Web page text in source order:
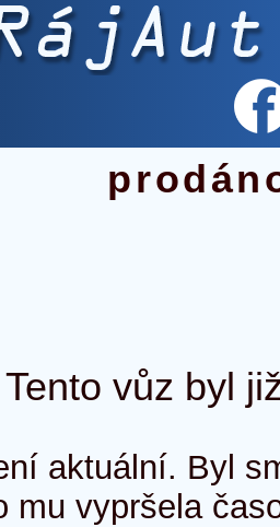
Tento vůz byl
aktuální. Byl
mu vypršela